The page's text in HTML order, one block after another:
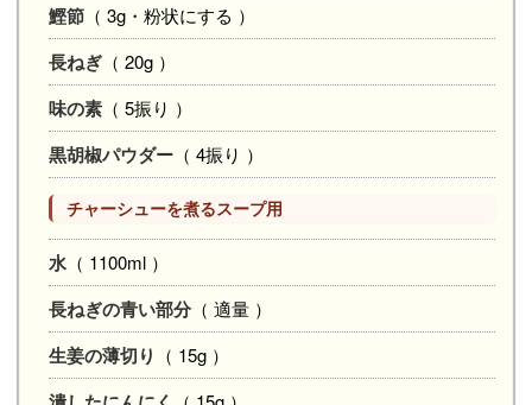
鰹節 （ 3g・粉状にする ）
長ねぎ （ 20g ）
味の素 （ 5振り ）
黒胡椒パウダー （ 4振り ）
チャーシューを煮るスープ用
水 （ 1100ml ）
長ねぎの青い部分（ 適量 ）
生姜の薄切り （ 15g ）